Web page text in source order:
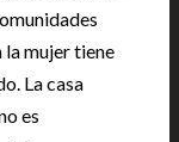
la mujer tiene
La casa
es